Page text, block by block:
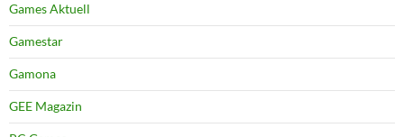
Games Aktuell
Gamestar
Gamona
GEE Magazin